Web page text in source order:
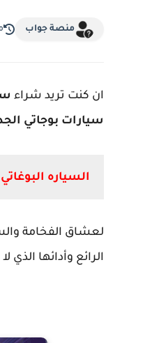
منصة جواب
ان كنت تريد شراء
سيارات بوجاتي
السياره البوغاتي
لعشاق الفخامة
الرائع وأدائها